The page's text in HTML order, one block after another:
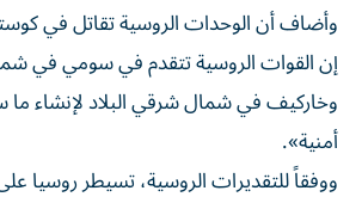
وأضاف أن الوحدات الروسية تقاتل في
إن القوات الروسية تتقدم في سومي في
وخاركيف في ‌شمال شرقي البلاد ‌لإنشاء
أمنية».